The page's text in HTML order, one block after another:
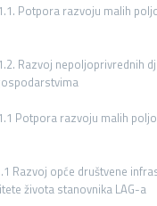
Potpora razvoju malih
Razvoj nepoljoprivrednih
Potpora razvoju malih
Razvoj opće društvene
života stanovnika LAG-a